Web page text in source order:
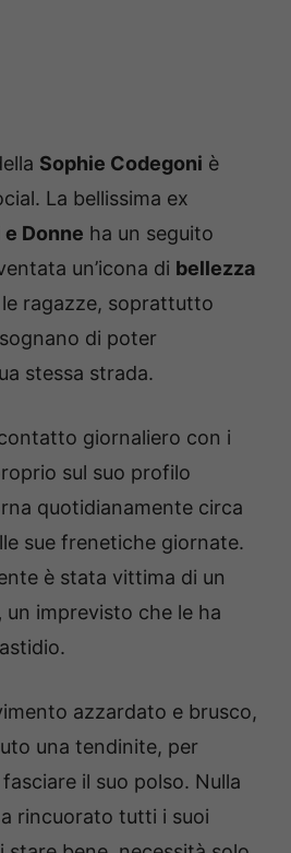
Sophie Codegoni è
La bellissima ex
e Donne ha un seguito
un’icona di bellezza
ragazze, soprattutto
di poter
stessa strada.
giornaliero con i
sul suo profilo
quotidianamente circa
sue frenetiche giornate.
è stata vittima di un
un imprevisto che le ha
azzardato e brusco,
una tendinite, per
il suo polso. Nulla
rincuorato tutti i suoi